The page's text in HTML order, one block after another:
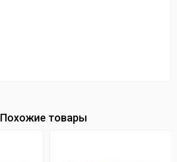
Похожие товары